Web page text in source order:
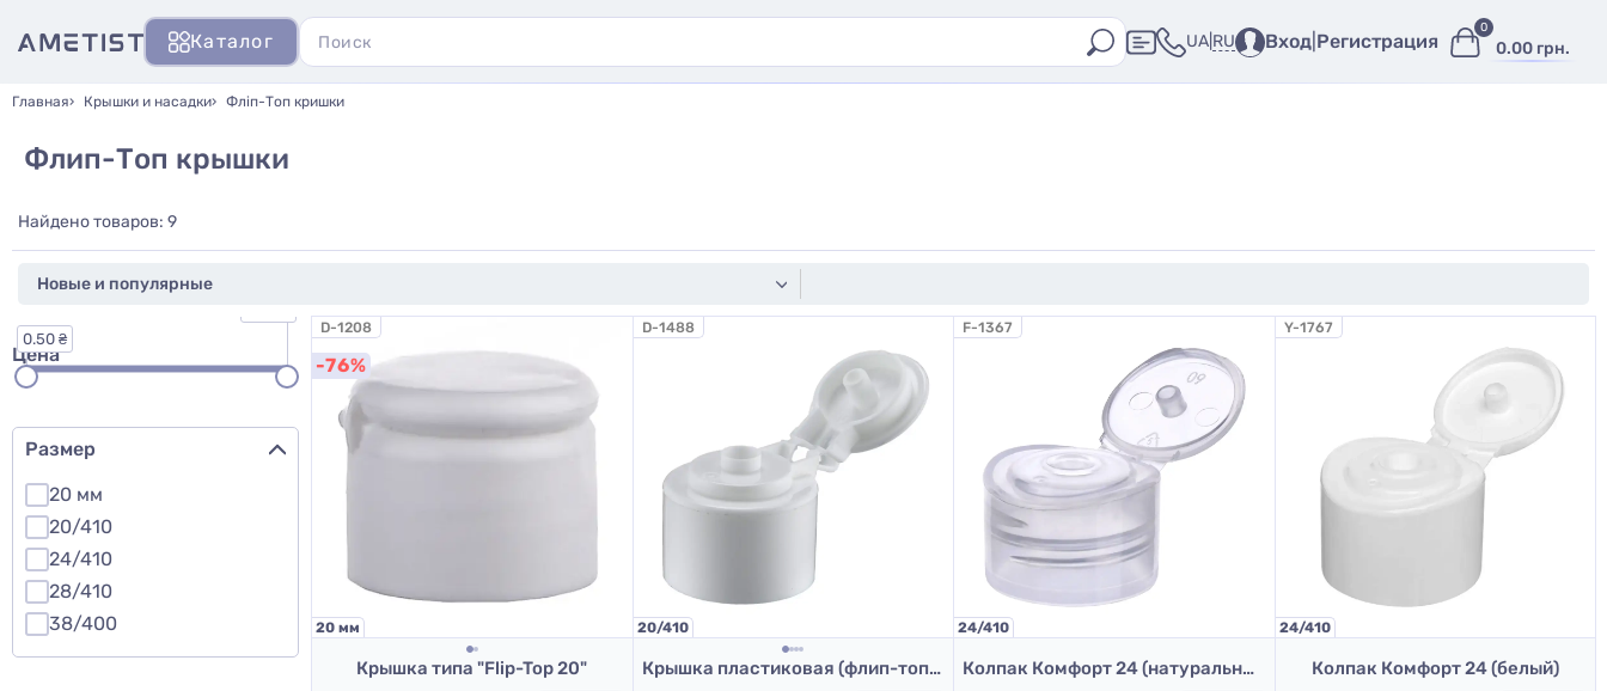
Каталог UA RU Вход Регистрация 0.00 грн.
0
Главная Крышки и насадки Фліп-Топ кришки
Флип-Топ крышки
Найдено товаров: 9
Цена
0.50 ₴
Размер
20 мм
20/410
24/410
28/410
38/400
D-1208
20 мм
-76%
Крышка типа "Flip-Top 20"
D-1488
20/410
Крышка пластиковая (флип-топ) SM-FC-21 20/410 (белый)
F-1367
24/410
Колпак Комфорт 24 (натуральный)
Y-1767
24/410
Колпак Комфорт 24 (белый)